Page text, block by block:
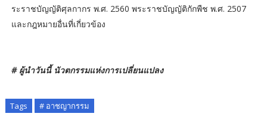
ระราชบัญญัติศุลกากร พ.ศ. 2560 พระราชบัญญัติกักพืช พ.ศ. 2507
และกฎหมายอื่นที่เกี่ยวข้อง
# ผู้นำวันนี้ นัวตกรรมแห่งการเปลี่ยนแปลง
Tags # อาชญากรรม